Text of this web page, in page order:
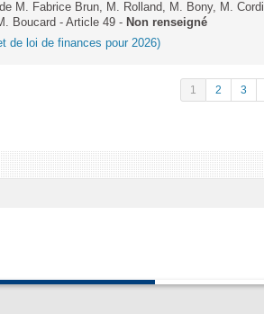
M. Fabrice Brun, M. Rolland, M. Bony, M.
Boucard - Article 49 - Non renseigné
de loi de finances pour 2026)
1 2 3